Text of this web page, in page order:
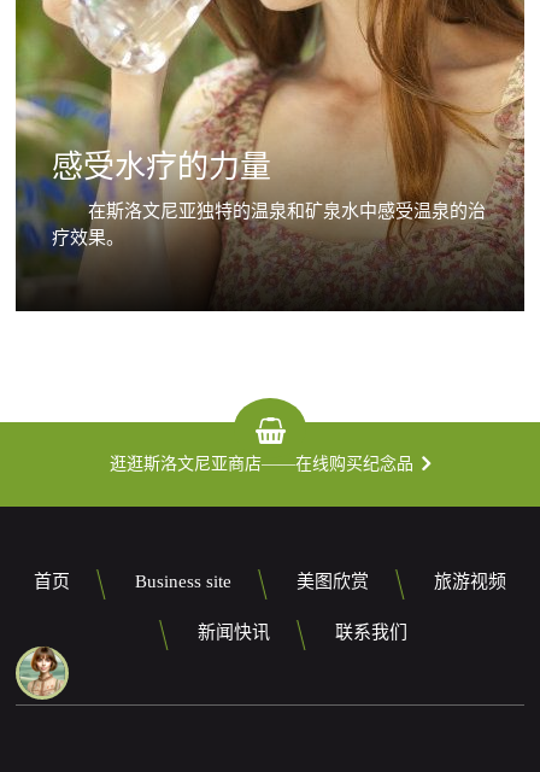
感受水疗的力量
在斯洛文尼亚独特的温泉和矿泉水中感受温泉的治
疗效果。
逛逛斯洛文尼亚商店——在线购买纪念品
首页 Business site 美图欣赏 旅游视频
新闻快讯 联系我们